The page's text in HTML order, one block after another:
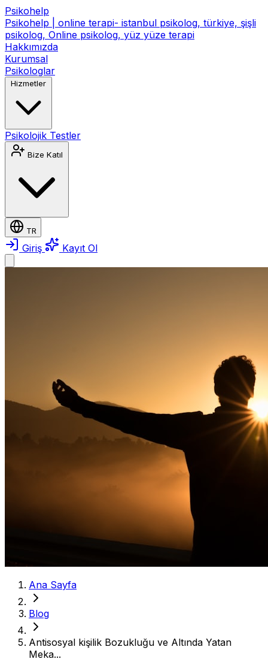
Psikohelp
Psikohelp | online terapi- istanbul psikolog, türkiye, şişli
psikolog, Online psikolog, yüz yüze terapi
Hakkımızda
Kurumsal
Psikologlar
Hizmetler
Psikolojik Testler
Bize Katıl
TR
Giriş Kayıt Ol
Ana Sayfa
Blog
Antisosyal kişilik Bozukluğu ve Altında Yatan
Meka...